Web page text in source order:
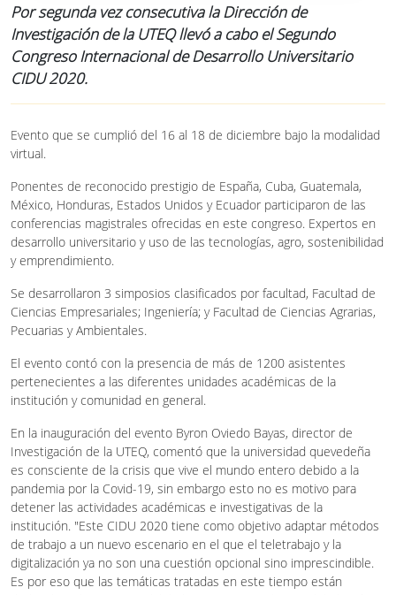
Por segunda vez consecutiva la Dirección de
Investigación de la UTEQ llevó a cabo el Segundo
Congreso Internacional de Desarrollo Universitario
CIDU 2020.
Evento que se cumplió del 16 al 18 de diciembre bajo la modalidad
virtual.
Ponentes de reconocido prestigio de España, Cuba, Guatemala,
México, Honduras, Estados Unidos y Ecuador participaron de las
conferencias magistrales ofrecidas en este congreso. Expertos en
desarrollo universitario y uso de las tecnologías, agro, sostenibilidad
y emprendimiento.
Se desarrollaron 3 simposios clasificados por facultad, Facultad de
Ciencias Empresariales; Ingeniería; y Facultad de Ciencias Agrarias,
Pecuarias y Ambientales.
El evento contó con la presencia de más de 1200 asistentes
pertenecientes a las diferentes unidades académicas de la
institución y comunidad en general.
En la inauguración del evento Byron Oviedo Bayas, director de
Investigación de la UTEQ, comentó que la universidad quevedeña
es consciente de la crisis que vive el mundo entero debido a la
pandemia por la Covid-19, sin embargo esto no es motivo para
detener las actividades académicas e investigativas de la
institución. "Este CIDU 2020 tiene como objetivo adaptar métodos
de trabajo a un nuevo escenario en el que el teletrabajo y la
digitalización ya no son una cuestión opcional sino imprescindible.
Es por eso que las temáticas tratadas en este tiempo están